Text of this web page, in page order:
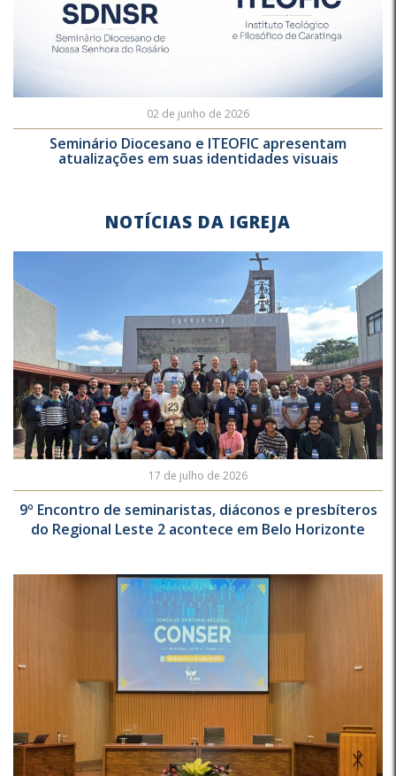
02 de junho de 2026
Seminário Diocesano e ITEOFIC apresentam
atualizações em suas identidades visuais
NOTÍCIAS DA IGREJA
17 de julho de 2026
9º Encontro de seminaristas, diáconos e presbíteros
do Regional Leste 2 acontece em Belo Horizonte